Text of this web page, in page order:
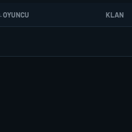
OYUNCU KLAN